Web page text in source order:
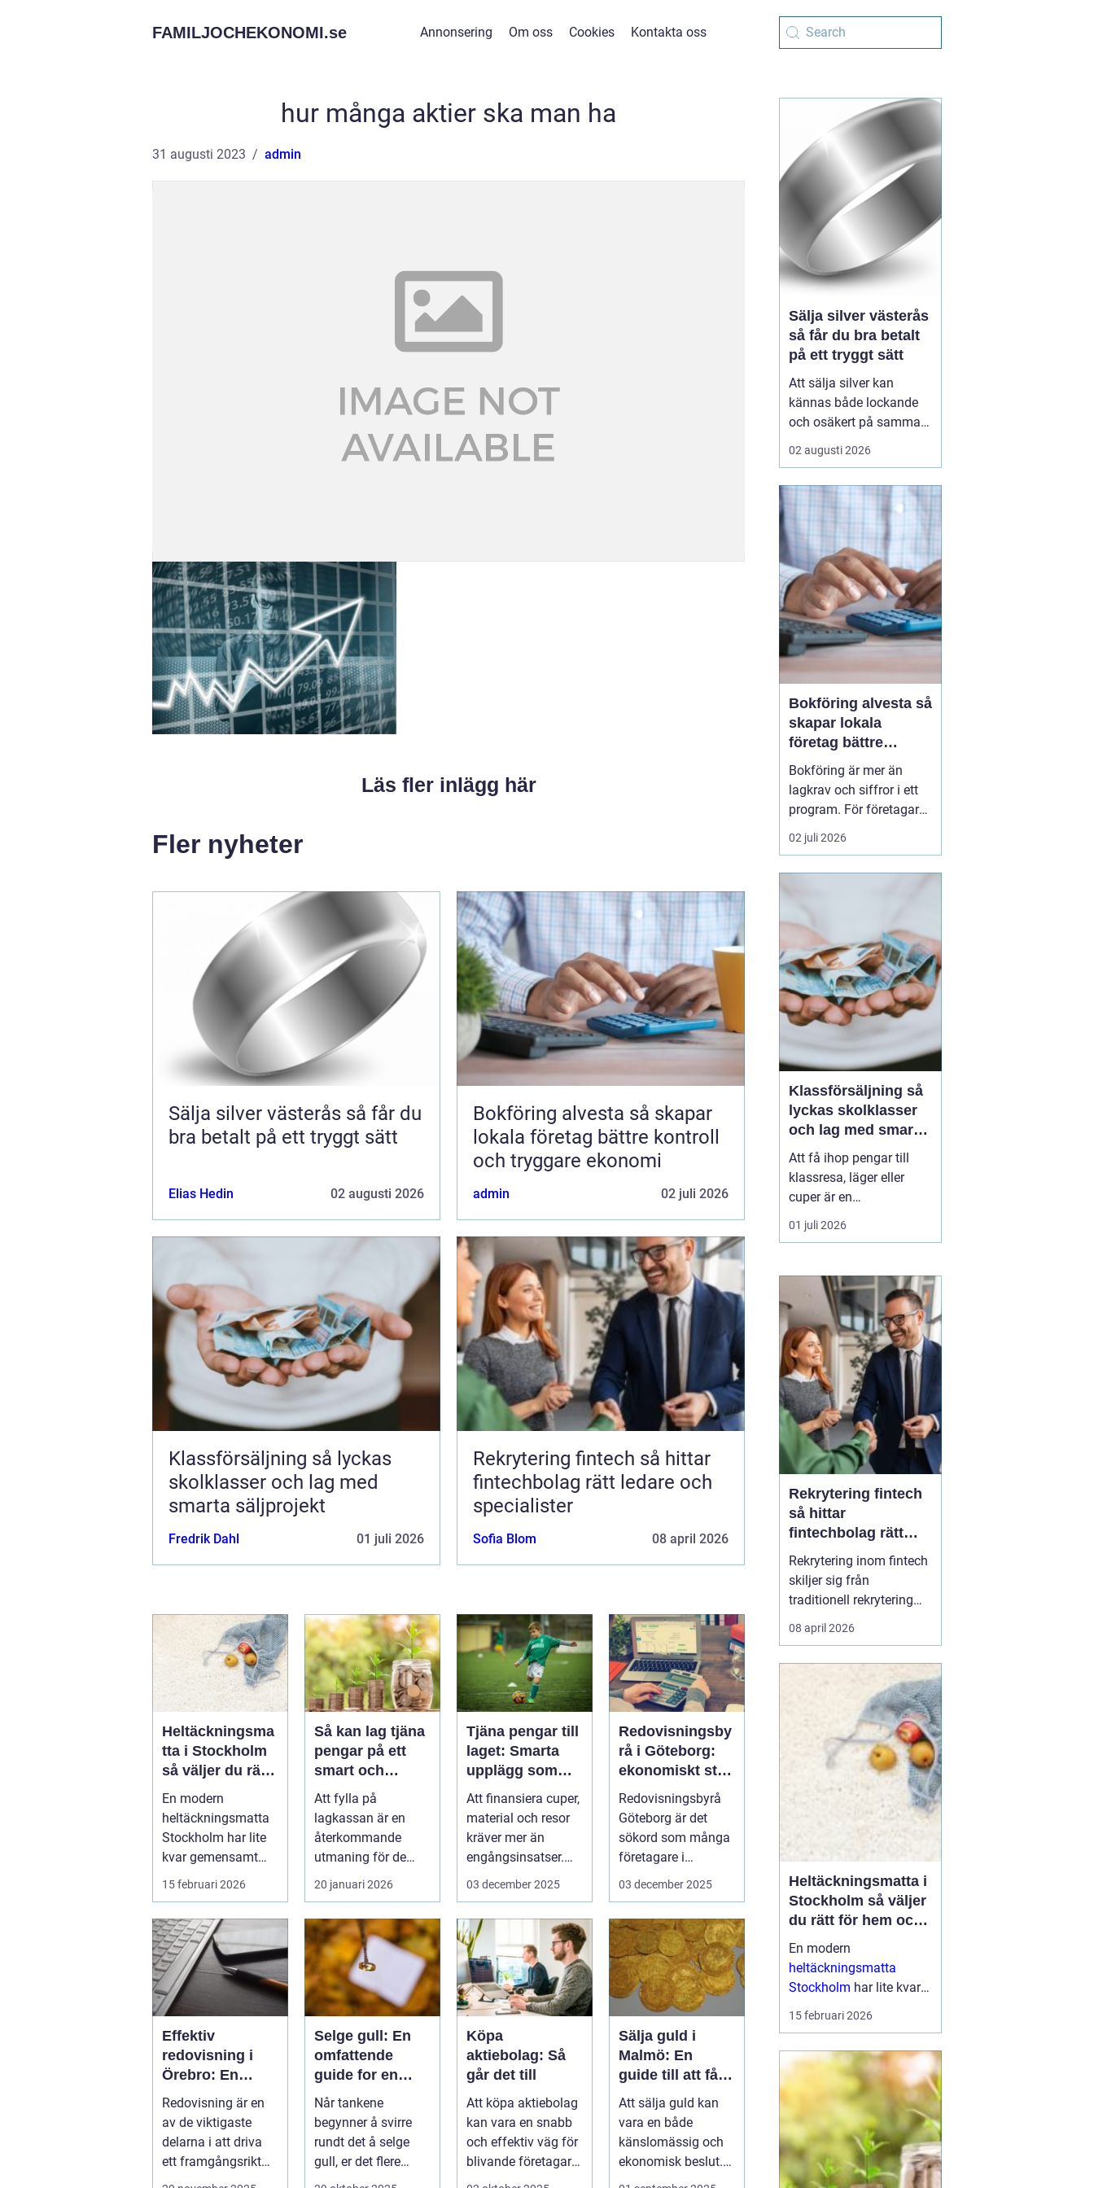
FAMILJOCHEKONOMI.se Annonsering Om oss Cookies Kontakta oss
hur många aktier ska man ha
31 augusti 2023 admin
Läs fler inlägg här
Fler nyheter
Sälja silver västerås så får du
bra betalt på ett tryggt sätt
Elias Hedin 02 augusti 2026
Bokföring alvesta så skapar
lokala företag bättre kontroll
och tryggare ekonomi
admin 02 juli 2026
Klassförsäljning så lyckas
skolklasser och lag med
smarta säljprojekt
Fredrik Dahl 01 juli 2026
Rekrytering fintech så hittar
fintechbolag rätt ledare och
specialister
Sofia Blom 08 april 2026
Heltäckningsma
tta i Stockholm
så väljer du rätt
för hem och
kontor
En modern
heltäckningsmatta
Stockholm har lite
kvar gemensamt
med de platta, trista
15 februari 2026
Så kan lag tjäna
pengar på ett
smart och
hållbart sätt
Att fylla på
lagkassan är en
återkommande
utmaning för de
flesta idrottslag.
Nya matchställ,
cuper, ...
20 januari 2026
Tjäna pengar till
laget: Smarta
upplägg som
håller i längden
Att finansiera cuper,
material och resor
kräver mer än
engångsinsatser.
Många ...
03 december 2025
Redovisningsby
rå i Göteborg:
ekonomiskt stöd
för ditt företag
Redovisningsbyrå
Göteborg är det
sökord som många
företagare i
G&oum...
03 december 2025
Effektiv
redovisning i
Örebro: En
nyckel till
framgång
Redovisning är en
av de viktigaste
delarna i att driva
ett framgångsrikt
företag. I ...
Selge gull: En
omfattende
guide for en
lønnsom
transaksjon
Når tankene
begynner å svirre
rundt det å selge
gull, er det flere
aspekter som b&...
Köpa
aktiebolag: Så
går det till
Att köpa aktiebolag
kan vara en snabb
och effektiv väg för
blivande företagare
Sälja guld i
Malmö: En
guide till att få
bästa värde för
ditt guld
Att sälja guld kan
vara en både
känslomässig och
ekonomisk beslut.
Sälja silver västerås
så får du bra betalt
på ett tryggt sätt
Att sälja silver kan
kännas både lockande
och osäkert på samma
gång. Många sitter på
silversmycken, bestick
liggande i ett skåp år
efter år. Frågan dyker
ofta upp: är det värt
något, och hur går en
försäljning faktiskt till?
...
02 augusti 2026
Bokföring alvesta så
skapar lokala
företag bättre
kontroll och
tryggare ekonomi
Bokföring är mer än
lagkrav och siffror i ett
program. För företagare i
Alvesta handlar det om
vardaglig trygghet, bättre
korrekta, uppdaterade
och begripliga blir det
enklare att växa, ...
02 juli 2026
Klassförsäljning så
lyckas skolklasser
och lag med smarta
säljprojekt
Att få ihop pengar till
klassresa, läger eller
cuper är en
återkommande
utmaning för många
Samtidigt kan en
genomtänkt
Klassförsäljningbli
mycket mer än bara ett
sätt att fylla kassan.
De...
01 juli 2026
Rekrytering fintech
så hittar
fintechbolag rätt
ledare och
specialister
Rekrytering inom fintech
skiljer sig från
traditionell rekrytering
inom bank, finans eller
renodlad tech.
miljö där teknik, affär
och reglering möts och
ofta krockar.
Tillväxttakten är hög,
regelverken skärps och
konkurrens...
08 april 2026
Heltäckningsmatta i
Stockholm så väljer
du rätt för hem och
kontor
En modern
heltäckningsmatta
Stockholm har lite kvar
gemensamt med de
och 80-talet. I da...
15 februari 2026